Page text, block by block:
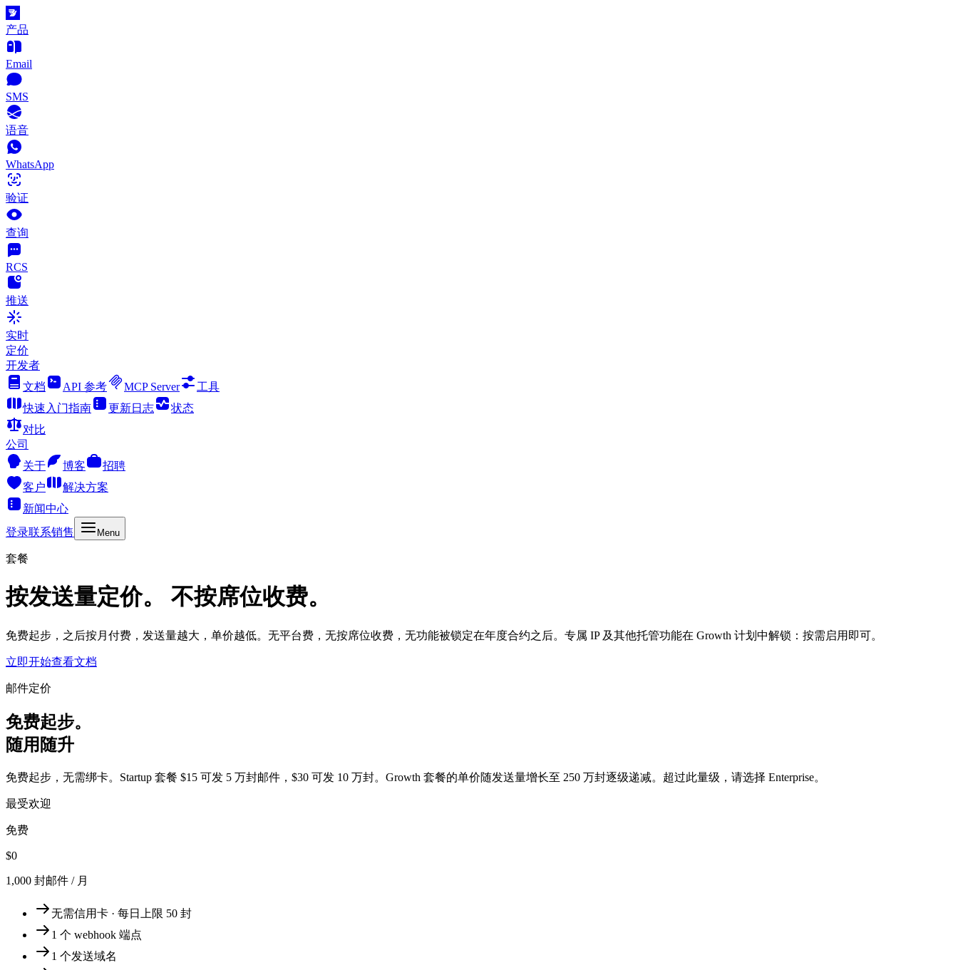
产品
Email
SMS
语音
WhatsApp
验证
查询
RCS
推送
实时
定价
开发者
文档
API 参考 MCP Server
工具
快速入门指南
更新日志
状态
对比
公司
关于
博客
招聘
客户
解决方案
新闻中心
登录联系销售 Menu
套餐
按发送量定价。 不按席位收费。
免费起步，之后按月付费，发送量越大，单价越低。无平台费，无按席位收费，无功能被锁定在年度合约之后。专属 IP 及其他托管功能在 Growth 计划中解锁：按需启用即可。
立即开始查看文档
邮件定价
免费起步。
随用随升
免费起步，无需绑卡。Startup 套餐 $15 可发 5 万封邮件，$30 可发 10 万封。Growth 套餐的单价随发送量增长至 250 万封逐级递减。超过此量级，请选择 Enterprise。
最受欢迎
免费
$0
1,000 封邮件 / 月
无需信用卡 · 每日上限 50 封
1 个 webhook 端点
1 个发送域名